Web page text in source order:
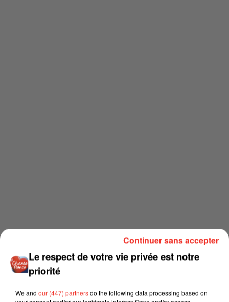
Le respect de votre vie privée est notre
priorité
We and our (447) partnersdo the following data processing based on
Continuer sans accepter